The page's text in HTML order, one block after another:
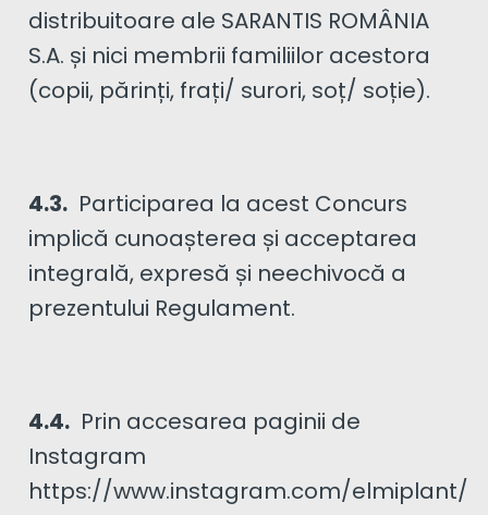
distribuitoare ale SARANTIS ROMÂNIA
S.A. și nici membrii familiilor acestora
(copii, părinți, frați/ surori, soț/ soție).
4.3. Participarea la acest Concurs
implică cunoașterea și acceptarea
integrală, expresă și neechivocă a
prezentului Regulament.
4.4. Prin accesarea paginii de
Instagram
https://www.instagram.com/elmiplant/